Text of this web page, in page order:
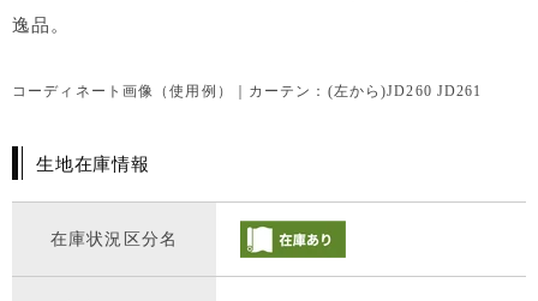
逸品。
コーディネート画像（使用例）｜カーテン：(左から)JD260 JD261
生地在庫情報
在庫状況区分名